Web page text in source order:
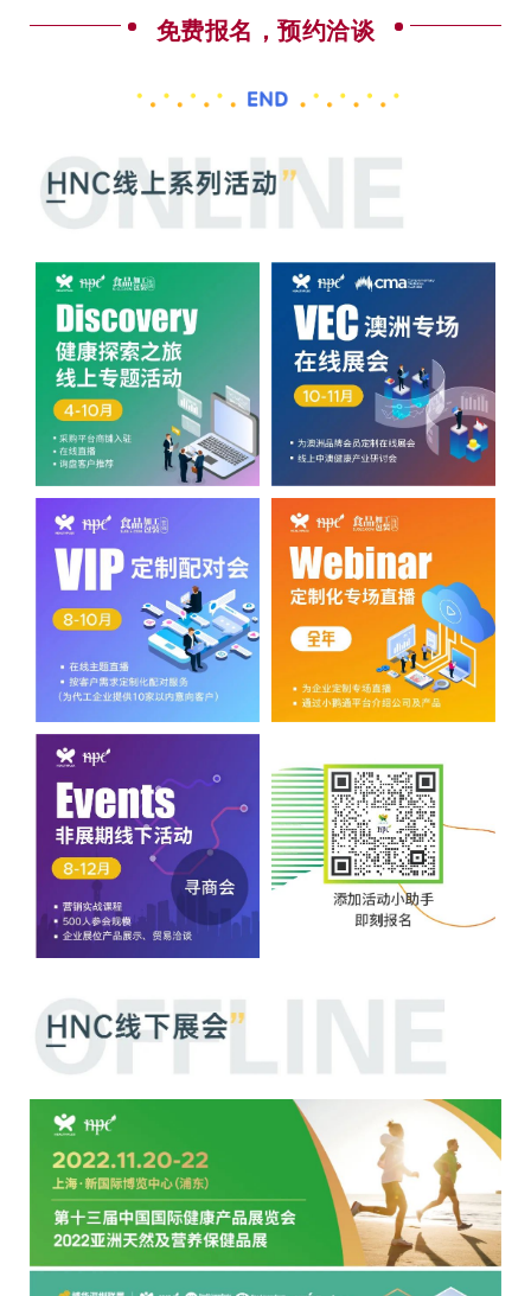
免费报名，预约洽谈